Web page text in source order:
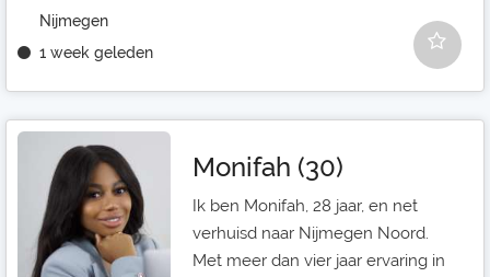
Nijmegen
1 week geleden
Monifah (30)
Ik ben Monifah, 28 jaar, en net
verhuisd naar Nijmegen Noord.
Met meer dan vier jaar ervaring in